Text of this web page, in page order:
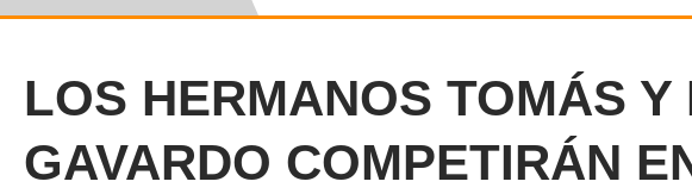
LOS HERMANOS TOMÁS Y
GAVARDO COMPETIRÁN